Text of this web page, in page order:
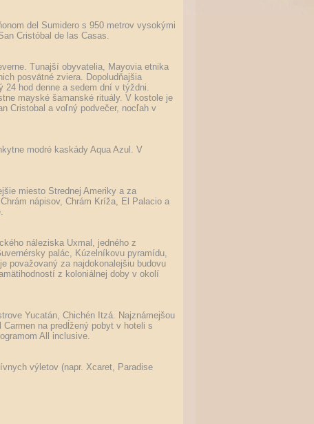
del Sumidero s 950 metrov vysokými
Cristóbal de las Casas.
Tunajší obyvatelia, Mayovia etnika
posvätné zviera. Dopoludňajšia
24 hod denne a sedem dní v týždni.
mayské šamanské rituály. V kostole je
Cristobal a voľný podvečer, nocľah v
modré kaskády Aqua Azul. V
miesto Strednej Ameriky a za
nápisov, Chrám Kríža, El Palacio a
náleziska Uxmal, jedného z
palác, Kúzelníkovu pyramídu,
považovaný za najdokonalejšiu budovu
z koloniálnej doby v okolí
Yucatán, Chichén Itzá. Najznámejšou
na predĺžený pobyt v hoteli s
All inclusive.
výletov (napr. Xcaret, Paradise